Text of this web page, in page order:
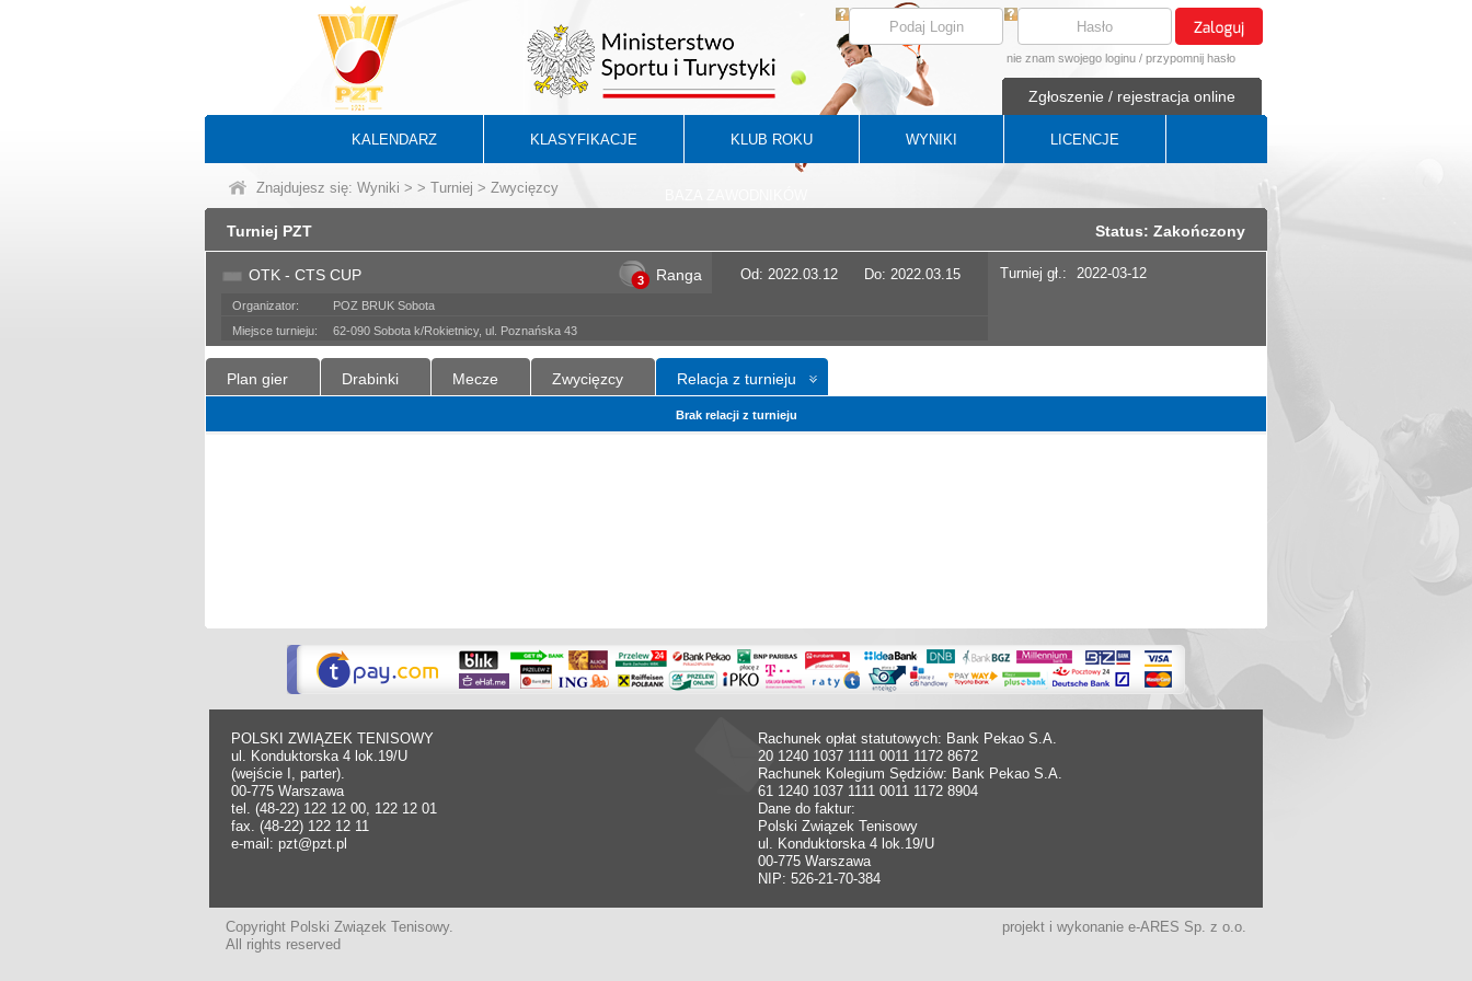
nie znam swojego loginu / przypomnij hasło
Zgłoszenie / rejestracja online
KALENDARZ KLASYFIKACJE KLUB ROKU WYNIKI LICENCJE
Znajdujesz się: Wyniki > > Turniej > Zwycięzcy
Turniej PZT Status: Zakończony
OTK - CTS CUP 3 Ranga Od: 2022.03.12 Do: 2022.03.15
Organizator:
POZ BRUK Sobota
Miejsce turnieju:
62-090 Sobota k/Rokietnicy, ul. Poznańska 43
Turniej gł.: 2022-03-12
Plan gier Drabinki Mecze Zwycięzcy Relacja z turnieju
Brak relacji z turnieju
POLSKI ZWIĄZEK TENISOWY
ul. Konduktorska 4 lok.19/U
(wejście I, parter).
00-775 Warszawa
tel. (48-22) 122 12 00, 122 12 01
fax. (48-22) 122 12 11
e-mail: pzt@pzt.pl
Rachunek opłat statutowych: Bank Pekao S.A.
20 1240 1037 1111 0011 1172 8672
Rachunek Kolegium Sędziów: Bank Pekao S.A.
61 1240 1037 1111 0011 1172 8904
Dane do faktur:
Polski Związek Tenisowy
ul. Konduktorska 4 lok.19/U
00-775 Warszawa
NIP: 526-21-70-384
Copyright Polski Związek Tenisowy.
All rights reserved
projekt i wykonanie e-ARES Sp. z o.o.